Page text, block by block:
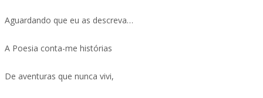
Aguardando que eu as descreva…
A Poesia conta-me histórias
De aventuras que nunca vivi,